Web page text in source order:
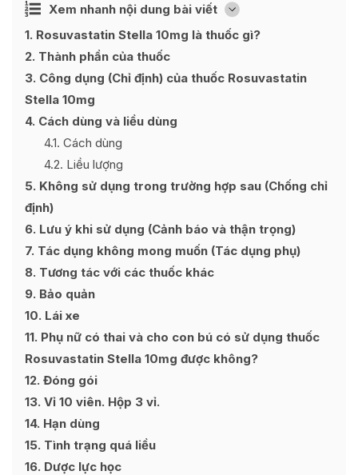
Xem nhanh nội dung bài viết [
Ẩn
1 Rosuvastatin Stella 10mg là thuốc gì?
2 Thành phần của thuốc
3 Công dụng (Chỉ định) của thuốc Rosuvastatin
Stella 10mg
4 Cách dùng và liều dùng
4.1 Cách dùng
4.2 Liều lượng
5 Không sử dụng trong trường hợp sau (Chống chỉ
định)
6 Lưu ý khi sử dụng (Cảnh báo và thận trọng)
7 Tác dụng không mong muốn (Tác dụng phụ)
8 Tương tác với các thuốc khác
9 Bảo quản
10 Lái xe
11 Phụ nữ có thai và cho con bú có sử dụng thuốc
Rosuvastatin Stella 10mg được không?
12 Đóng gói
13 Vỉ 10 viên. Hộp 3 vỉ.
14 Hạn dùng
15 Tình trạng quá liều
16 Dược lực học